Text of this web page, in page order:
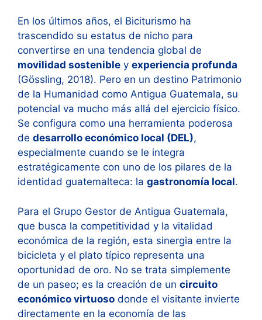
En los últimos años, el Biciturismo ha
trascendido su estatus de nicho para
convertirse en una tendencia global de
movilidad sostenible y experiencia profunda
(Gössling, 2018). Pero en un destino Patrimonio
de la Humanidad como Antigua Guatemala, su
potencial va mucho más allá del ejercicio físico.
Se configura como una herramienta poderosa
de desarrollo económico local (DEL),
especialmente cuando se le integra
estratégicamente con uno de los pilares de la
identidad guatemalteca: la gastronomía local.
Para el Grupo Gestor de Antigua Guatemala,
que busca la competitividad y la vitalidad
económica de la región, esta sinergia entre la
bicicleta y el plato típico representa una
oportunidad de oro. No se trata simplemente
de un paseo; es la creación de un circuito
económico virtuoso donde el visitante invierte
directamente en la economía de las